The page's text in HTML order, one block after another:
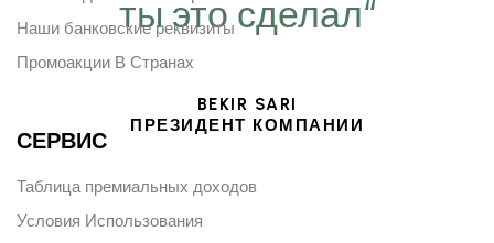
ты это сделал“
BEKIR SARI
ПРЕЗИДЕНТ КОМПАНИИ
Наши банковские реквизиты
Промоакции В Странах
СЕРВИС
Таблица премиальных доходов
Условия Использования